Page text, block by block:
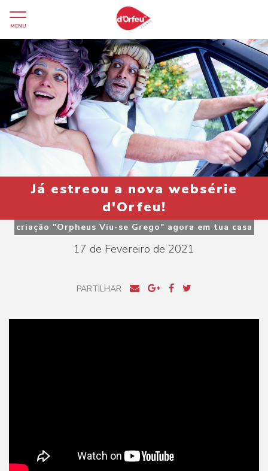
MENU
Já estreou a nova websérie
d'Orfeu!
criação "Orpheus Viu-se Grego" agora em tua casa
17 de Fevereiro de 2021
PARTILHAR